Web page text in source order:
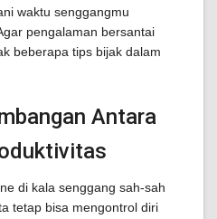
waktu senggangmu
pengalaman bersantai
beberapa tips bijak dalam
Antara
di kala senggang sah-sah
tetap bisa mengontrol diri